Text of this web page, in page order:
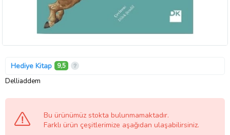
Hediye Kitap 9,5
Delliaddem
Bu ürünümüz stokta bulunmamaktadır.
Farklı ürün çeşitlerimize aşağıdan ulaşabilirsiniz.